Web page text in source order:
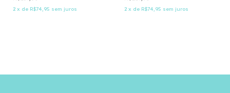
2 x de R$74,95 sem juros 2 x de R$74,95 sem juros